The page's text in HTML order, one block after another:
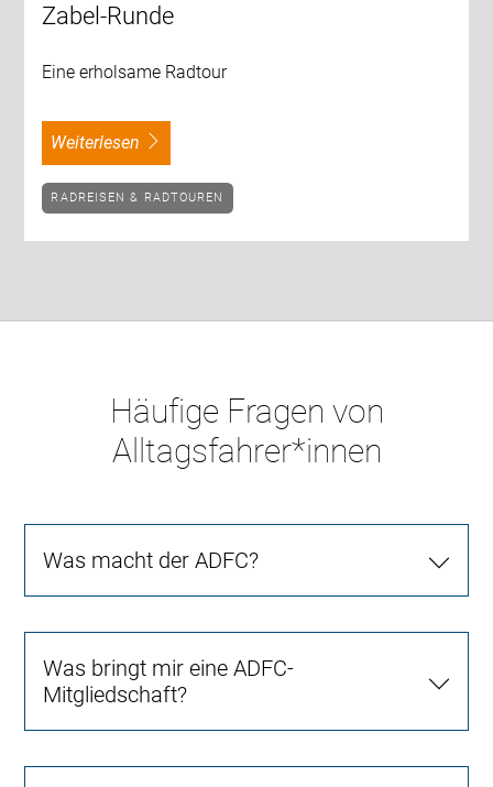
Zabel-Runde
Eine erholsame Radtour
weiterlesen
RADREISEN & RADTOUREN
Häufige Fragen von
Alltagsfahrer*innen
Was macht der ADFC?
Was bringt mir eine ADFC-
Mitgliedschaft?